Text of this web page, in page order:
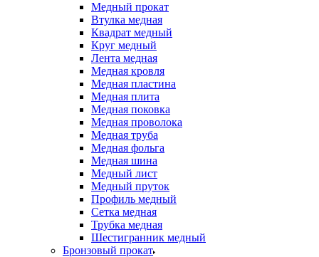
Медный прокат
Втулка медная
Квадрат медный
Круг медный
Лента медная
Медная кровля
Медная пластина
Медная плита
Медная поковка
Медная проволока
Медная труба
Медная фольга
Медная шина
Медный лист
Медный пруток
Профиль медный
Сетка медная
Трубка медная
Шестигранник медный
Бронзовый прокат